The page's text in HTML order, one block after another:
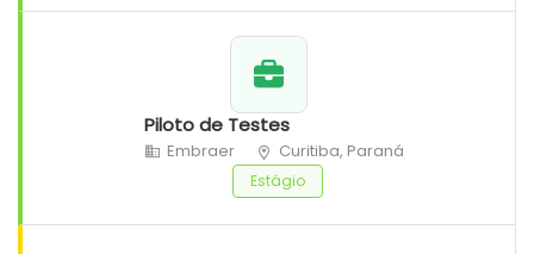
Piloto de Testes
Embraer Curitiba, Paraná
Estágio